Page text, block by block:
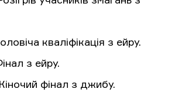
кваліфікація з ейру.
з ейру.
фінал з джибу.